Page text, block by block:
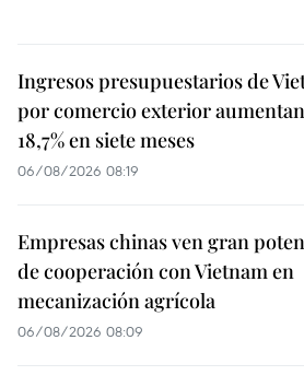
Ingresos presupuestarios de
por comercio exterior aumentan
18,7% en siete meses
06/08/2026 08:19
Empresas chinas ven gran
de cooperación con Vietnam en
mecanización agrícola
06/08/2026 08:09